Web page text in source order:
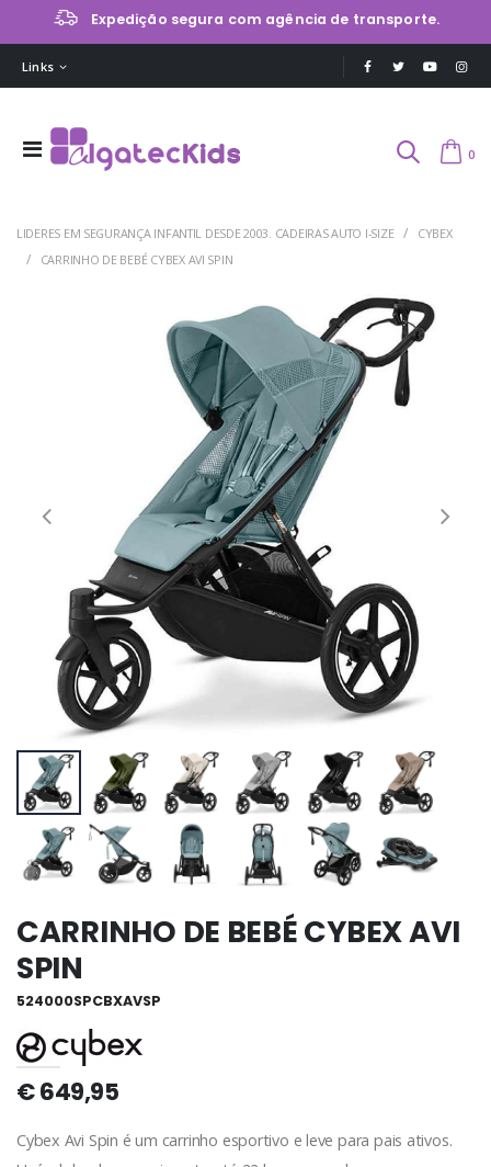
Expedição segura com agência de transporte.
Links
0
LIDERES EM SEGURANÇA INFANTIL DESDE 2003. CADEIRAS AUTO I-SIZE
CYBEX
CARRINHO DE BEBÉ CYBEX AVI SPIN
CARRINHO DE BEBÉ CYBEX AVI
SPIN
524000SPCBXAVSP
€ 649,95
Cybex Avi Spin é um carrinho esportivo e leve para pais ativos.